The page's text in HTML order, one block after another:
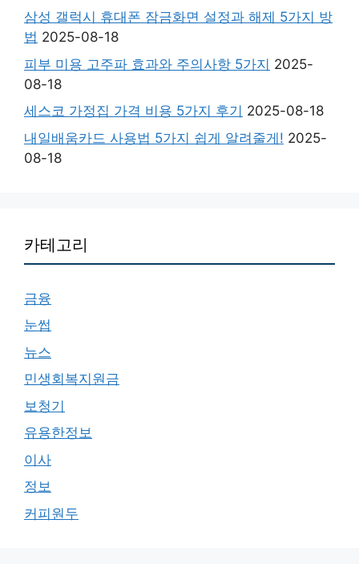
삼성 갤럭시 휴대폰 잠금화면 설정과 해제 5가지 방
법 2025-08-18
피부 미용 고주파 효과와 주의사항 5가지 2025-
08-18
세스코 가정집 가격 비용 5가지 후기 2025-08-18
내일배움카드 사용법 5가지 쉽게 알려줄게! 2025-
08-18
카테고리
금융
눈썹
뉴스
민생회복지원금
보청기
유용한정보
이사
정보
커피원두